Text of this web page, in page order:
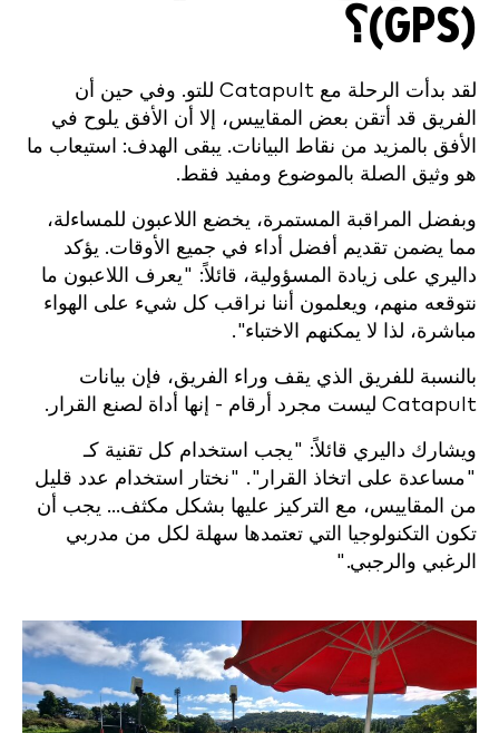
(GPS)؟
لقد بدأت الرحلة مع Catapult للتو. وفي حين أن
الفريق قد أتقن بعض المقاييس، إلا أن الأفق يلوح في
الأفق بالمزيد من نقاط البيانات. يبقى الهدف: استيعاب ما
هو وثيق الصلة بالموضوع ومفيد فقط.
وبفضل المراقبة المستمرة، يخضع اللاعبون للمساءلة،
مما يضمن تقديم أفضل أداء في جميع الأوقات. يؤكد
داليري على زيادة المسؤولية، قائلاً: "يعرف اللاعبون ما
نتوقعه منهم، ويعلمون أننا نراقب كل شيء على الهواء
مباشرة، لذا لا يمكنهم الاختباء".
بالنسبة للفريق الذي يقف وراء الفريق، فإن بيانات
Catapult ليست مجرد أرقام - إنها أداة لصنع القرار.
ويشارك داليري قائلاً: "يجب استخدام كل تقنية كـ
"مساعدة على اتخاذ القرار". "نختار استخدام عدد قليل
من المقاييس، مع التركيز عليها بشكل مكثف... يجب أن
تكون التكنولوجيا التي تعتمدها سهلة لكل من مدربي
الرغبي والرجبي."